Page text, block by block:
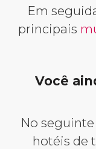
Em
principais
Você
No
hotéis de